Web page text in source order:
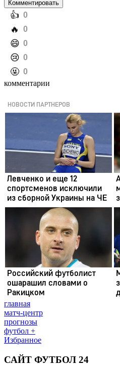
Комментировать
️👍 0
️🔥 0
️😄 0
️😢 0
️🤬 0
комментарии
главная
матч-центр
прогнозы
футбол +
Избранное
САЙТ ФУТБОЛ 24